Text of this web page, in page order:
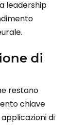
leadership
di
restano
chiave
di